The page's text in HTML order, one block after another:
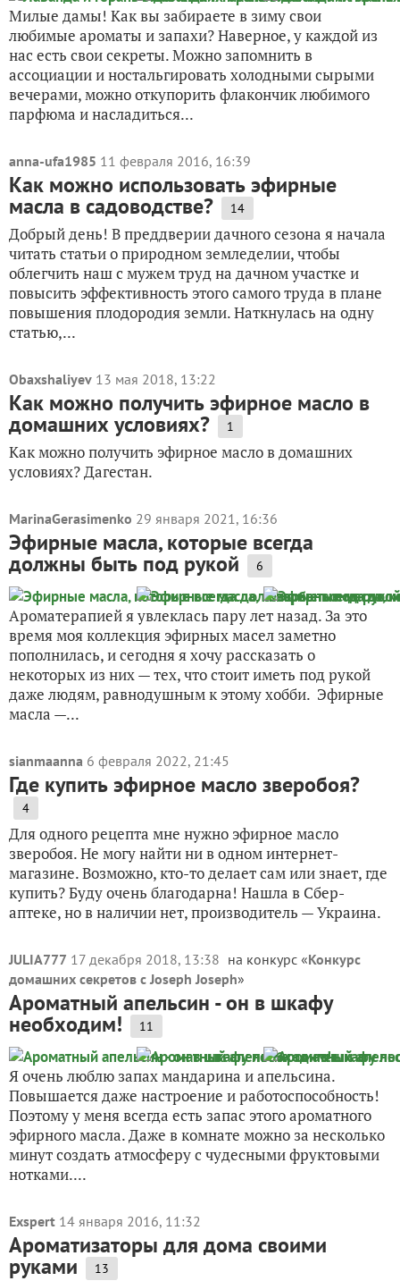
Милые дамы! Как вы забираете в зиму свои
любимые ароматы и запахи? Наверное, у каждой из
нас есть свои секреты. Можно запомнить в
ассоциации и ностальгировать холодными сырыми
вечерами, можно откупорить флакончик любимого
парфюма и насладиться...
anna-ufa1985 11 февраля 2016, 16:39
Как можно использовать эфирные
масла в садоводстве? 14
Добрый день! В преддверии дачного сезона я начала
читать статьи о природном земледелии, чтобы
облегчить наш с мужем труд на дачном участке и
повысить эффективность этого самого труда в плане
повышения плодородия земли. Наткнулась на одну
статью,...
Obaxshaliyev 13 мая 2018, 13:22
Как можно получить эфирное масло в
домашних условиях? 1
Как можно получить эфирное масло в домашних
условиях? Дагестан.
MarinaGerasimenko 29 января 2021, 16:36
Эфирные масла, которые всегда
должны быть под рукой 6
Ароматерапией я увлеклась пару лет назад. За это
время моя коллекция эфирных масел заметно
пополнилась, и сегодня я хочу рассказать о
некоторых из них — тех, что стоит иметь под рукой
даже людям, равнодушным к этому хобби. Эфирные
масла —...
sianmaanna 6 февраля 2022, 21:45
Где купить эфирное масло зверобоя?
4
Для одного рецепта мне нужно эфирное масло
зверобоя. Не могу найти ни в одном интернет-
магазине. Возможно, кто-то делает сам или знает, где
купить? Буду очень благодарна! Нашла в Сбер-
аптеке, но в наличии нет, производитель — Украина.
JULIA777 17 декабря 2018, 13:38 на конкурс «Конкурс
домашних секретов с Joseph Joseph»
Ароматный апельсин - он в шкафу
необходим! 11
Я очень люблю запах мандарина и апельсина.
Повышается даже настроение и работоспособность!
Поэтому у меня всегда есть запас этого ароматного
эфирного масла. Даже в комнате можно за несколько
минут создать атмосферу с чудесными фруктовыми
нотками....
Exspert 14 января 2016, 11:32
Ароматизаторы для дома своими
руками 13